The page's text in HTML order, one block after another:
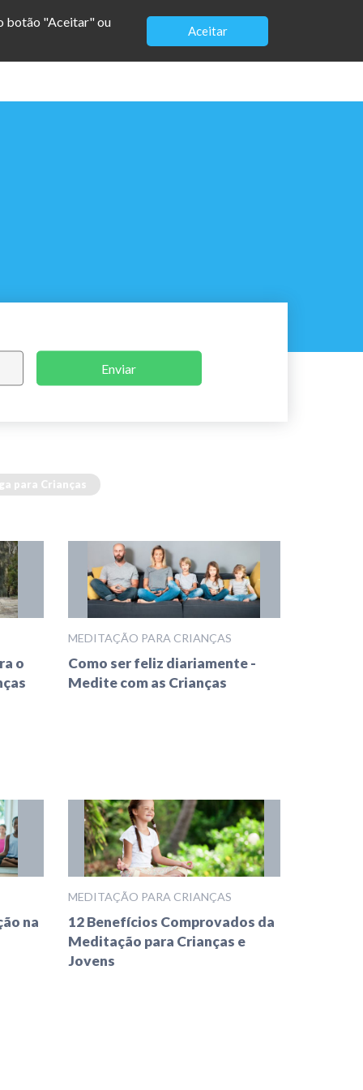
botão "Aceitar" ou
Aceitar
BLOG CONTATO
Enviar
para Crianças
o
MEDITAÇÃO PARA CRIANÇAS
Como ser feliz diariamente -
Medite com as Crianças
na
MEDITAÇÃO PARA CRIANÇAS
12 Benefícios Comprovados da
Meditação para Crianças e
Jovens